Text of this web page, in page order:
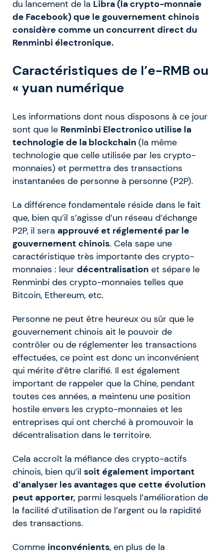
du lancement de la Libra (la crypto-monnaie
de Facebook) que le gouvernement chinois
considère comme un concurrent direct du
Renminbi électronique.
Caractéristiques de l’e-RMB ou
« yuan numérique
Les informations dont nous disposons à ce jour
sont que le Renminbi Electronico utilise la
technologie de la blockchain (la même
technologie que celle utilisée par les crypto-
monnaies) et permettra des transactions
instantanées de personne à personne (P2P).
La différence fondamentale réside dans le fait
que, bien qu’il s’agisse d’un réseau d’échange
P2P, il sera approuvé et réglementé par le
gouvernement chinois. Cela sape une
caractéristique très importante des crypto-
monnaies : leur décentralisation et sépare le
Renminbi des crypto-monnaies telles que
Bitcoin, Ethereum, etc.
Personne ne peut être heureux ou sûr que le
gouvernement chinois ait le pouvoir de
contrôler ou de réglementer les transactions
effectuées, ce point est donc un inconvénient
qui mérite d’être clarifié. Il est également
important de rappeler que la Chine, pendant
toutes ces années, a maintenu une position
hostile envers les crypto-monnaies et les
entreprises qui ont cherché à promouvoir la
décentralisation dans le territoire.
Cela accroît la méfiance des crypto-actifs
chinois, bien qu’il soit également important
d’analyser les avantages que cette évolution
peut apporter, parmi lesquels l’amélioration de
la facilité d’utilisation de l’argent ou la rapidité
des transactions.
Comme inconvénients, en plus de la